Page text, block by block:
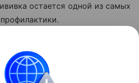
остается одной из самых
после 50 лет нельзя